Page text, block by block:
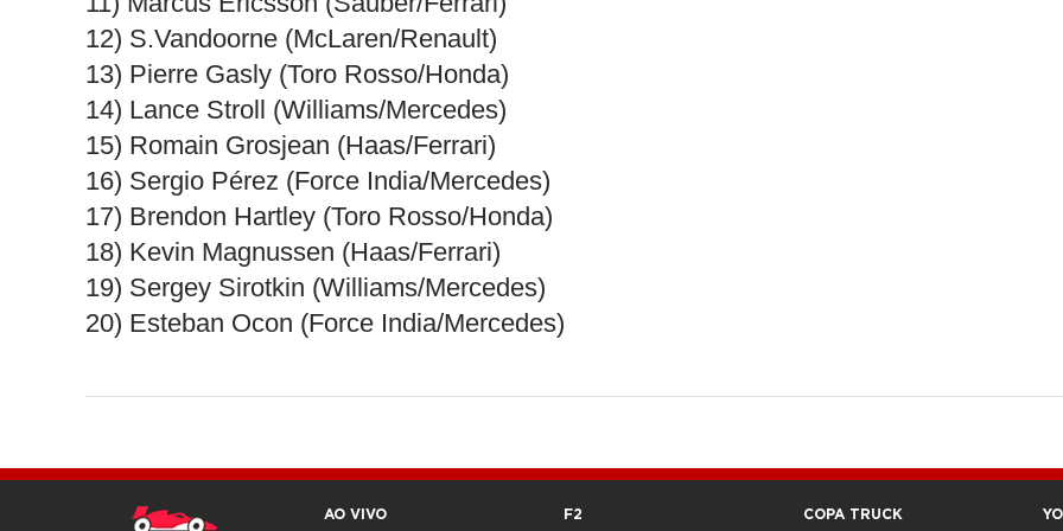
12) S.Vandoorne (McLaren/Renault)
13) Pierre Gasly (Toro Rosso/Honda)
14) Lance Stroll (Williams/Mercedes)
15) Romain Grosjean (Haas/Ferrari)
16) Sergio Pérez (Force India/Mercedes)
17) Brendon Hartley (Toro Rosso/Honda)
18) Kevin Magnussen (Haas/Ferrari)
19) Sergey Sirotkin (Williams/Mercedes)
20) Esteban Ocon (Force India/Mercedes)
AO VIVO F2 COPA TRUCK